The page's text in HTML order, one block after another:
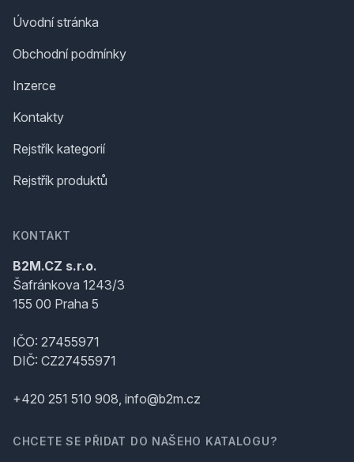
Úvodní stránka
Obchodní podmínky
Inzerce
Kontakty
Rejstřík kategorií
Rejstřík produktů
KONTAKT
B2M.CZ s.r.o.
Šafránkova 1243/3
155 00 Praha 5
IČO: 27455971
DIČ: CZ27455971
+420 251 510 908, info@b2m.cz
CHCETE SE PŘIDAT DO NAŠEHO KATALOGU?